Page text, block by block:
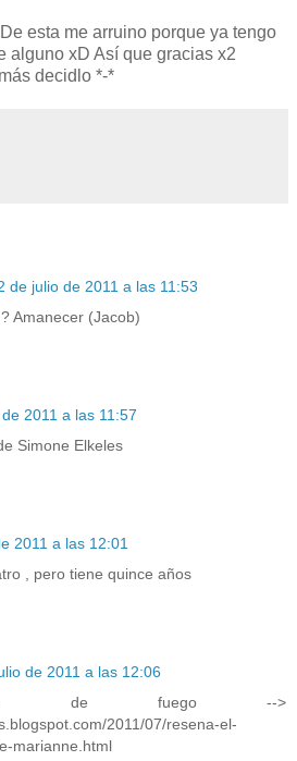
esta me arruino porque ya tengo
alguno xD Así que gracias x2
decidlo *-*
de julio de 2011 a las 11:53
Amanecer (Jacob)
2011 a las 11:57
Simone Elkeles
2011 a las 12:01
, pero tiene quince años
de 2011 a las 12:06
de fuego -->
2011/07/resena-el-
marianne.html